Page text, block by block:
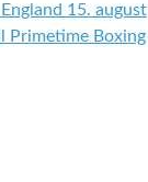
15. august
Primetime Boxing